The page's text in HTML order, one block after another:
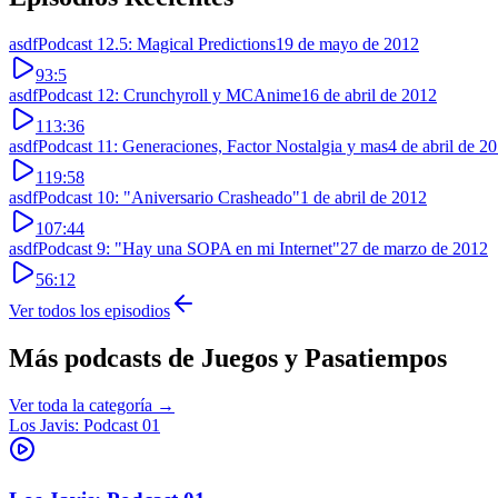
asdfPodcast 12.5: Magical Predictions19 de mayo de 2012
93:5
asdfPodcast 12: Crunchyroll y MCAnime16 de abril de 2012
113:36
asdfPodcast 11: Generaciones, Factor Nostalgia y mas4 de abril de
119:58
asdfPodcast 10: "Aniversario Crasheado"1 de abril de 2012
107:44
asdfPodcast 9: "Hay una SOPA en mi Internet"27 de marzo de 2012
56:12
Ver todos los episodios
Más podcasts de Juegos y Pasatiempos
Ver toda la categoría →
Los Javis: Podcast 01